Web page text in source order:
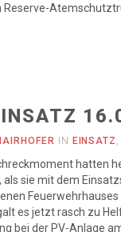
Reserve-
IN EINSATZ
hatten
als sie mit dem
es jetzt rasch zu
bei der PV-Anlage